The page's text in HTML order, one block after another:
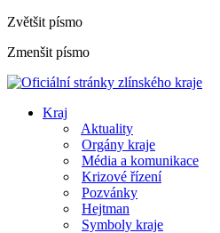
Zvětšit písmo
Zmenšit písmo
Kraj
Aktuality
Orgány kraje
Média a komunikace
Krizové řízení
Pozvánky
Hejtman
Symboly kraje